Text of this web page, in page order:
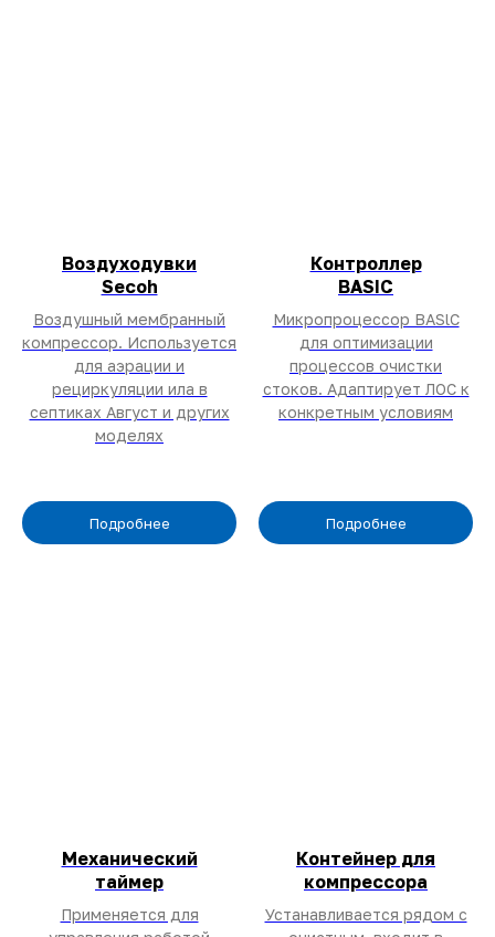
Воздуходувки
Secoh
Воздушный мембранный
компрессор. Используется
для аэрации и
рециркуляции ила в
септиках Август и других
моделях
Подробнее
Контроллер
BASIC
Микропроцессор BASlC
для оптимизации
процессов очистки
стоков. Адаптирует ЛОС к
конкретным условиям
Подробнее
Механический
таймер
Применяется для
Контейнер для
компрессора
Устанавливается рядом с